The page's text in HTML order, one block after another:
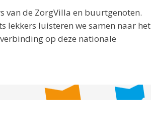
van de ZorgVilla en buurtgenoten.
lekkers luisteren we samen naar het
op deze nationale